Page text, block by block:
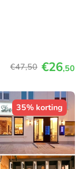
€47,50 €26,50
35% korting